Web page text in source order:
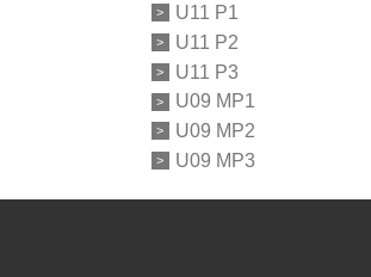
U11 P1
U11 P2
U11 P3
U09 MP1
U09 MP2
U09 MP3